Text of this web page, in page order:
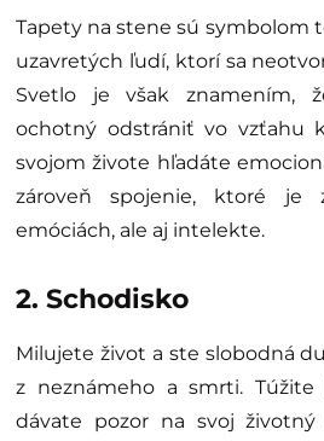
Tapety na stene sú symbolom
uzavretých ľudí, ktorí sa
Svetlo je však znamením,
ochotný odstrániť vo vzťahu
svojom živote hľadáte
zároveň spojenie, ktoré je
emóciách, ale aj intelekte.
2. Schodisko
Milujete život a ste slobodná
z neznámeho a smrti.
dávate pozor na svoj životný